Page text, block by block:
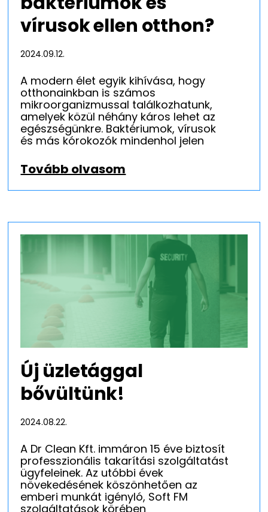
vírusok ellen otthon?
2024.09.12.
A modern élet egyik kihívása, hogy
otthonainkban is számos
mikroorganizmussal találkozhatunk,
amelyek közül néhány káros lehet az
egészségünkre. Baktériumok, vírusok
és más kórokozók mindenhol jelen
Tovább olvasom
Új üzletággal
bővültünk!
2024.08.22.
A Dr Clean Kft. immáron 15 éve biztosít
professzionális takarítási szolgáltatást
ügyfeleinek. Az utóbbi évek
növekedésének köszönhetően az
emberi munkát igényló, Soft FM
szolgáltatások körében